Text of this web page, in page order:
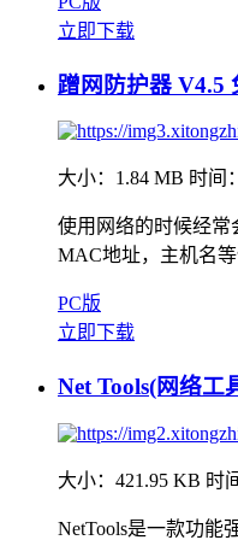
立即下载
蹭网防护器 V4.5
大小：1.84 MB 时间
使用网络的时候经常
MAC地址，主机名
PC版
立即下载
Net Tools(网络工
大小：421.95 KB 时
NetTools是一款功能